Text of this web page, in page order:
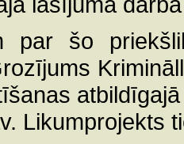
par šo
Likumprojekts